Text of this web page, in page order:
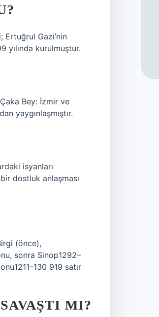
Ertuğrul Gazi’nin
yılında kurulmuştur.
Bey: İzmir ve
yaygınlaşmıştır.
isyanları
dostluk anlaşması
(önce),
sonra Sinop1292–
919 satır
MI?